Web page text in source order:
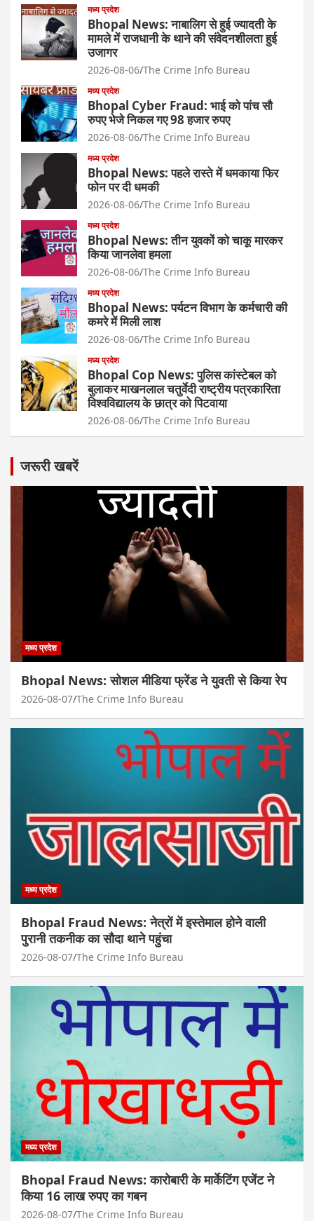
मध्य प्रदेश
Bhopal News: नाबालिग से हुई ज्यादती के
मामले में राजधानी के थाने की संवेदनशीलता हुई
उजागर
2026-08-06 The Crime Info Bureau
मध्य प्रदेश
Bhopal Cyber Fraud: भाई को पांच सौ
रुपए भेजे निकल गए 98 हजार रुपए
2026-08-06 The Crime Info Bureau
मध्य प्रदेश
Bhopal News: पहले रास्ते में धमकाया फिर
फोन पर दी धमकी
2026-08-06 The Crime Info Bureau
मध्य प्रदेश
Bhopal News: तीन युवकों को चाकू मारकर
किया जानलेवा हमला
2026-08-06 The Crime Info Bureau
मध्य प्रदेश
Bhopal News: पर्यटन विभाग के कर्मचारी की
कमरे में मिली लाश
2026-08-06 The Crime Info Bureau
मध्य प्रदेश
Bhopal Cop News: पुलिस कांस्टेबल को
बुलाकर माखनलाल चतुर्वेदी राष्ट्रीय पत्रकारिता
विश्वविद्यालय के छात्र को पिटवाया
2026-08-06 The Crime Info Bureau
जरूरी खबरें
मध्य प्रदेश
Bhopal News: सोशल मीडिया फ्रेंड ने युवती से किया रेप
2026-08-07 The Crime Info Bureau
मध्य प्रदेश
Bhopal Fraud News: नेत्रों में इस्तेमाल होने वाली
पुरानी तकनीक का सौदा थाने पहुंचा
2026-08-07 The Crime Info Bureau
मध्य प्रदेश
Bhopal Fraud News: कारोबारी के मार्केटिंग एजेंट ने
किया 16 लाख रुपए का गबन
2026-08-07 The Crime Info Bureau